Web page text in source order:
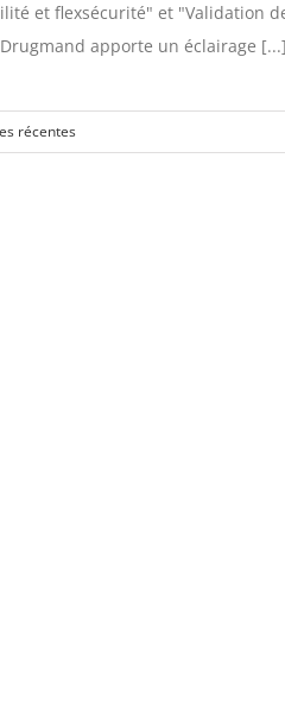
et flexsécurité" et "Validation
apporte un éclairage [...]
récentes